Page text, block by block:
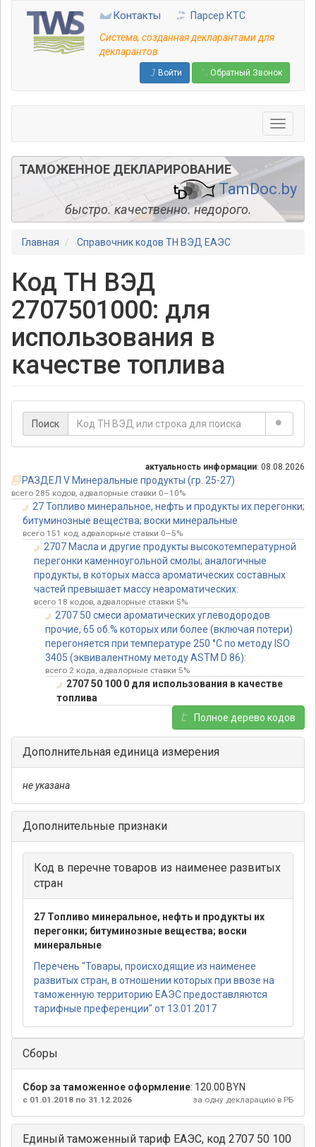
основному
содержанию
Контакты
Парсер КТС
Система, созданная декларантами для
декларантов
Войти Обратный Звонок
ТАМОЖЕННОЕ ДЕКЛАРИРОВАНИЕ
TamDoc.by
быстро. качественно. недорого.
Главная Справочник кодов ТН ВЭД ЕАЭС
Код ТН ВЭД
2707501000: для
использования в
качестве топлива
Поиск
актуальность информации: 08.08.2026
РАЗДЕЛ V Минеральные продукты (гр. 25-27)
всего 285 кодов, адвалорные ставки 0–10%
27 Топливо минеральное, нефть и продукты их перегонки;
битуминозные вещества; воски минеральные
всего 151 код, адвалорные ставки 0–5%
2707 Масла и другие продукты высокотемпературной
перегонки каменноугольной смолы; аналогичные
продукты, в которых масса ароматических составных
частей превышает массу неароматических:
всего 18 кодов, адвалорные ставки 5%
2707 50 смеси ароматических углеводородов
прочие, 65 об.% которых или более (включая потери)
перегоняется при температуре 250 °С по методу ISO
3405 (эквивалентному методу ASTM D 86):
всего 2 кода, адвалорные ставки 5%
2707 50 100 0 для использования в качестве
топлива
Полное дерево кодов
Дополнительная единица измерения
не указана
Дополнительные признаки
Код в перечне товаров из наименее развитых
стран
27 Топливо минеральное, нефть и продукты их
перегонки; битуминозные вещества; воски
минеральные
Перечень "Товары, происходящие из наименее
развитых стран, в отношении которых при ввозе на
таможенную территорию ЕАЭС предоставляются
тарифные преференции" от 13.01.2017
Сборы
Сбор за таможенное оформление: 120.00 BYN
за одну декларацию в РБ
с 01.01.2018 по 31.12.2026
Единый таможенный тариф ЕАЭС, код 2707 50 100